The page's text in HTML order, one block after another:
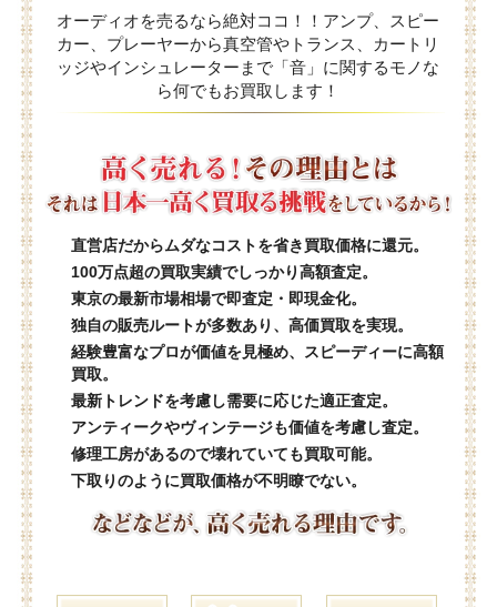
オーディオを売るなら絶対ココ！！アンプ、スピー
カー、プレーヤーから真空管やトランス、カートリ
ッジやインシュレーターまで「音」に関するモノな
ら何でもお買取します！
直営店だからムダなコストを省き買取価格に還元。
100万点超の買取実績でしっかり高額査定。
東京の最新市場相場で即査定・即現金化。
独自の販売ルートが多数あり、高価買取を実現。
経験豊富なプロが価値を見極め、スピーディーに高額
買取。
最新トレンドを考慮し需要に応じた適正査定。
アンティークやヴィンテージも価値を考慮し査定。
修理工房があるので壊れていても買取可能。
下取りのように買取価格が不明瞭でない。